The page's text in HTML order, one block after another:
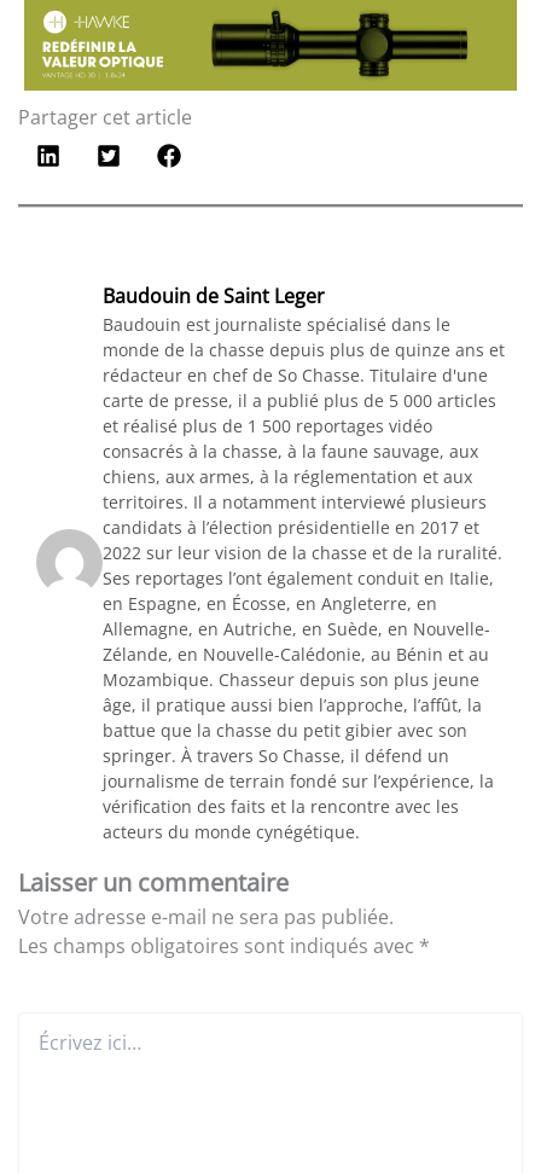
Partager cet article
Baudouin de Saint Leger
Baudouin est journaliste spécialisé dans le
monde de la chasse depuis plus de quinze ans et
rédacteur en chef de So Chasse. Titulaire d'une
carte de presse, il a publié plus de 5 000 articles
et réalisé plus de 1 500 reportages vidéo
consacrés à la chasse, à la faune sauvage, aux
chiens, aux armes, à la réglementation et aux
territoires. Il a notamment interviewé plusieurs
candidats à l’élection présidentielle en 2017 et
2022 sur leur vision de la chasse et de la ruralité.
Ses reportages l’ont également conduit en Italie,
en Espagne, en Écosse, en Angleterre, en
Allemagne, en Autriche, en Suède, en Nouvelle-
Zélande, en Nouvelle-Calédonie, au Bénin et au
Mozambique. Chasseur depuis son plus jeune
âge, il pratique aussi bien l’approche, l’affût, la
battue que la chasse du petit gibier avec son
springer. À travers So Chasse, il défend un
journalisme de terrain fondé sur l’expérience, la
vérification des faits et la rencontre avec les
acteurs du monde cynégétique.
Laisser un commentaire
Votre adresse e-mail ne sera pas publiée.
Les champs obligatoires sont indiqués avec *
ici…